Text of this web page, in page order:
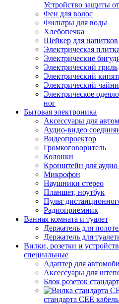
Устройство защиты
Фен для волос
Фильтры для воды
Хлебопечка
Шейкер для напитков
Электрическая плитка
Электрические
Электрический гриль
Электрический
Электрический
Электрическое
ног
Бытовая электроника
Аксессуары для
Аудио-видео
Видеопроектор
Громкоговоритель
Колонки
Кронштейн для
Микрофон
Наушники стерео
Планшет, ноутбук
Пульт
Радиоприемник
Ванная комната и туалет
Держатель для
Держатель для
Вилки, розетки и
специальные
Адаптер для
Аксессуары для
Блок розеток
стандарта CEE